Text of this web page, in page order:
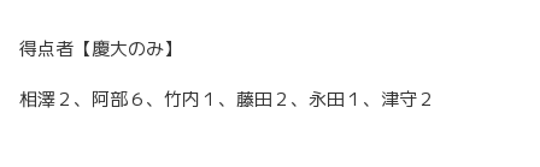
得点者【慶大のみ】
相澤２、阿部６、竹内１、藤田２、永田１、津守２